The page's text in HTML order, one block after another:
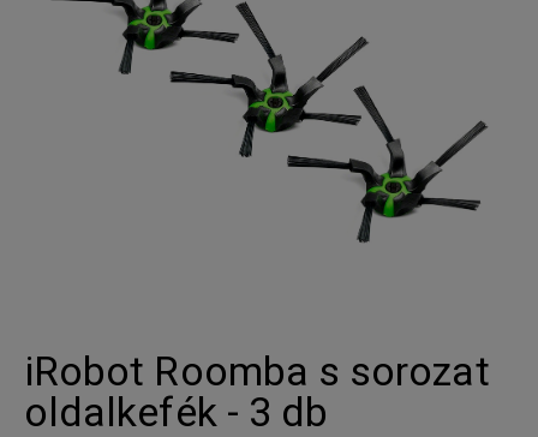
iRobot Roomba s sorozat
oldalkefék - 3 db